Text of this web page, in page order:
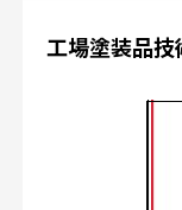
工場塗装品技